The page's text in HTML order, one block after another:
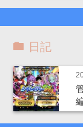
日記